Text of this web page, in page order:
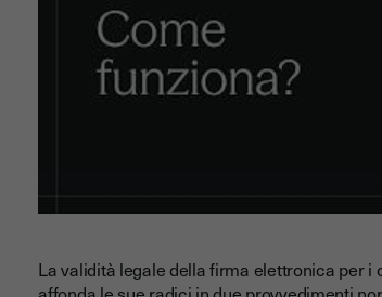
La validità legale della firma elettronica per